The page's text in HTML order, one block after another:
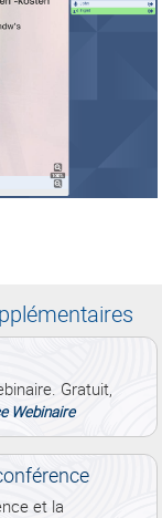
Gratuit,
Webinaire
et la